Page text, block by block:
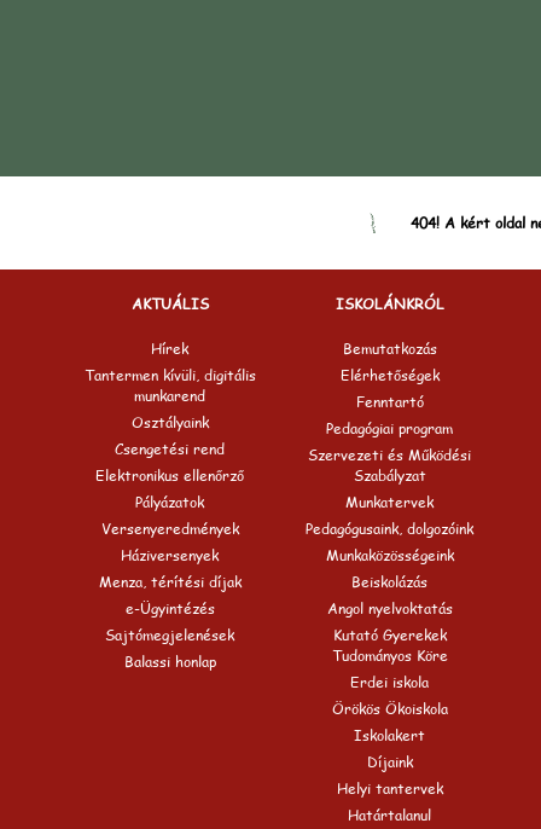
404! A kért oldal
AKTUÁLIS
Hírek
Tantermen kívüli, digitális
munkarend
Osztályaink
Csengetési rend
Elektronikus ellenőrző
Pályázatok
Versenyeredmények
Háziversenyek
Menza, térítési díjak
e-Ügyintézés
Sajtómegjelenések
Balassi honlap
ISKOLÁNKRÓL
Bemutatkozás
Elérhetőségek
Fenntartó
Pedagógiai program
Szervezeti és Működési
Szabályzat
Munkatervek
Pedagógusaink, dolgozóink
Munkaközösségeink
Beiskolázás
Angol nyelvoktatás
Kutató Gyerekek
Tudományos Köre
Erdei iskola
Örökös Ökoiskola
Iskolakert
Díjaink
Helyi tantervek
Határtalanul